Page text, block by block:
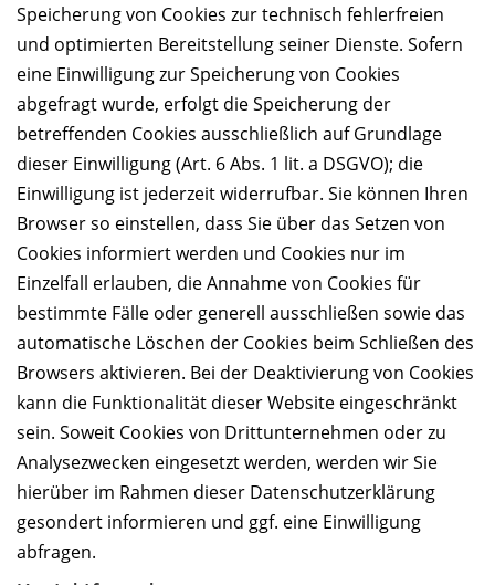
Speicherung von Cookies zur technisch fehlerfreien
und optimierten Bereitstellung seiner Dienste. Sofern
eine Einwilligung zur Speicherung von Cookies
abgefragt wurde, erfolgt die Speicherung der
betreffenden Cookies ausschließlich auf Grundlage
dieser Einwilligung (Art. 6 Abs. 1 lit. a DSGVO); die
Einwilligung ist jederzeit widerrufbar. Sie können Ihren
Browser so einstellen, dass Sie über das Setzen von
Cookies informiert werden und Cookies nur im
Einzelfall erlauben, die Annahme von Cookies für
bestimmte Fälle oder generell ausschließen sowie das
automatische Löschen der Cookies beim Schließen des
Browsers aktivieren. Bei der Deaktivierung von Cookies
kann die Funktionalität dieser Website eingeschränkt
sein. Soweit Cookies von Drittunternehmen oder zu
Analysezwecken eingesetzt werden, werden wir Sie
hierüber im Rahmen dieser Datenschutzerklärung
gesondert informieren und ggf. eine Einwilligung
abfragen.